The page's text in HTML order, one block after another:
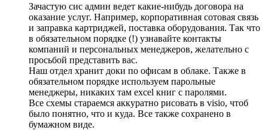
Зачастую сис админ ведет какие-нибудь договора на
оказание услуг. Например, корпоративная сотовая связь
и заправка картриджей, поставка оборудования. Так что
в обязательном порядке (!) узнавайте контакты
компаний и персональных менеджеров, желательно с
просьбой представить вас.
Наш отдел хранит доки по офисам в облаке. Также в
обязательном порядке используем парольные
менеджеры, никаких там excel книг с паролями.
Все схемы стараемся аккуратно рисовать в visio, чтоб
было понятно, что и куда. Все также сохранено в
бумажном виде.